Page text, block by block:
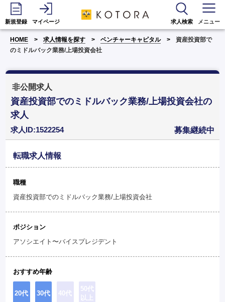
新規登録 マイページ 求人検索 メニュー
HOME 求人情報を探す ベンチャーキャピタル
資産投資部で
のミドルバック業務/上場投資会社
非公開求人
資産投資部でのミドルバック業務/上場投資会社の
求人
求人ID:1522254 募集継続中
転職求人情報
職種
資産投資部でのミドルバック業務/上場投資会社
ポジション
アソシエイト〜バイスプレジデント
おすすめ年齢
20代 30代 40代
50代
以上